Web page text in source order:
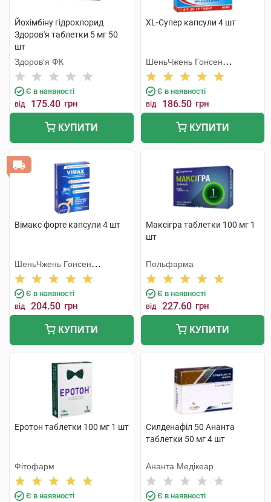
Йохімбіну гідрохлорид
Здоров'я таблетки 5 мг 50
шт
Здоров'я ФК
Є в наявності
від 175.40 грн
КУПИТИ
XL-Супер капсули 4 шт
ШеньЧжень Гонсен
Байоледжі Індастрі Ко. Лтд
Є в наявності
від 186.50 грн
КУПИТИ
Вімакс форте капсули 4 шт
ШеньЧжень Гонсен
Байоледжі Індастрі Ко. Лтд
Є в наявності
від 204.50 грн
КУПИТИ
Максігра таблетки 100 мг 1
шт
Польфарма
Є в наявності
від 227.60 грн
КУПИТИ
Еротон таблетки 100 мг 1 шт
Фітофарм
Є в наявності
Силденафіл 50 Ананта
таблетки 50 мг 4 шт
Ананта Медікеар
Є в наявності